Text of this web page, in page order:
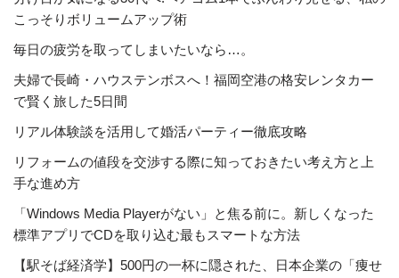
こっそりボリュームアップ術
毎日の疲労を取ってしまいたいなら…。
夫婦で長崎・ハウステンボスへ！福岡空港の格安レンタカー
で賢く旅した5日間
リアル体験談を活用して婚活パーティー徹底攻略
リフォームの値段を交渉する際に知っておきたい考え方と上
手な進め方
「Windows Media Playerがない」と焦る前に。新しくなった
標準アプリでCDを取り込む最もスマートな方法
【駅そば経済学】500円の一杯に隠された、日本企業の「痩せ